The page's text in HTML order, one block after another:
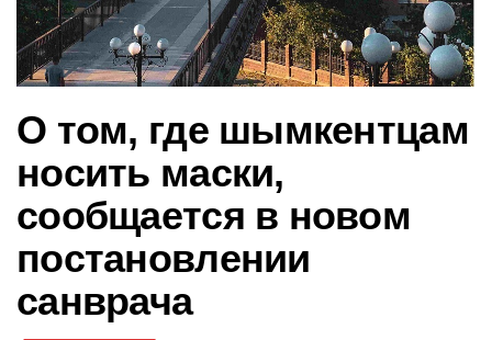
О том, где шымкентцам
носить маски,
сообщается в новом
постановлении
санврача